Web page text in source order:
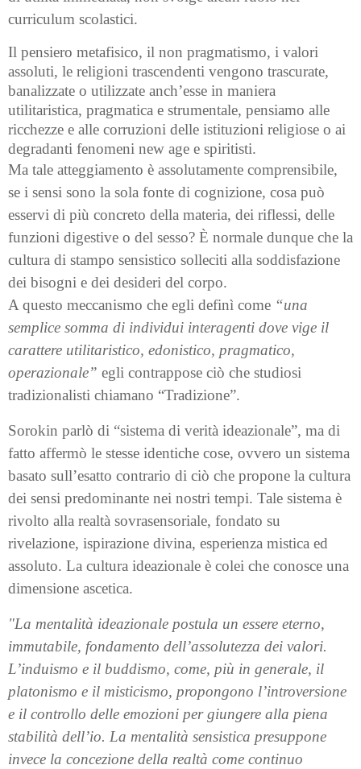
curriculum scolastici.
Il pensiero metafisico, il non pragmatismo, i valori
assoluti, le religioni trascendenti vengono trascurate,
banalizzate o utilizzate anch’esse in maniera
utilitaristica, pragmatica e strumentale, pensiamo alle
ricchezze e alle corruzioni delle istituzioni religiose o ai
degradanti fenomeni new age e spiritisti.
Ma tale atteggiamento è assolutamente comprensibile,
se i sensi sono la sola fonte di cognizione, cosa può
esservi di più concreto della materia, dei riflessi, delle
funzioni digestive o del sesso? È normale dunque che la
cultura di stampo sensistico solleciti alla soddisfazione
dei bisogni e dei desideri del corpo.
A questo meccanismo che egli definì come “una
semplice somma di individui interagenti dove vige il
carattere utilitaristico, edonistico, pragmatico,
operazionale” egli contrappose ciò che studiosi
tradizionalisti chiamano “Tradizione”.
Sorokin parlò di “sistema di verità ideazionale”, ma di
fatto affermò le stesse identiche cose, ovvero un sistema
basato sull’esatto contrario di ciò che propone la cultura
dei sensi predominante nei nostri tempi. Tale sistema è
rivolto alla realtà sovrasensoriale, fondato su
rivelazione, ispirazione divina, esperienza mistica ed
assoluto. La cultura ideazionale è colei che conosce una
dimensione ascetica.
"La mentalità ideazionale postula un essere eterno,
immutabile, fondamento dell’assolutezza dei valori.
L’induismo e il buddismo, come, più in generale, il
platonismo e il misticismo, propongono l’introversione
e il controllo delle emozioni per giungere alla piena
stabilità dell’io. La mentalità sensistica presuppone
invece la concezione della realtà come continuo